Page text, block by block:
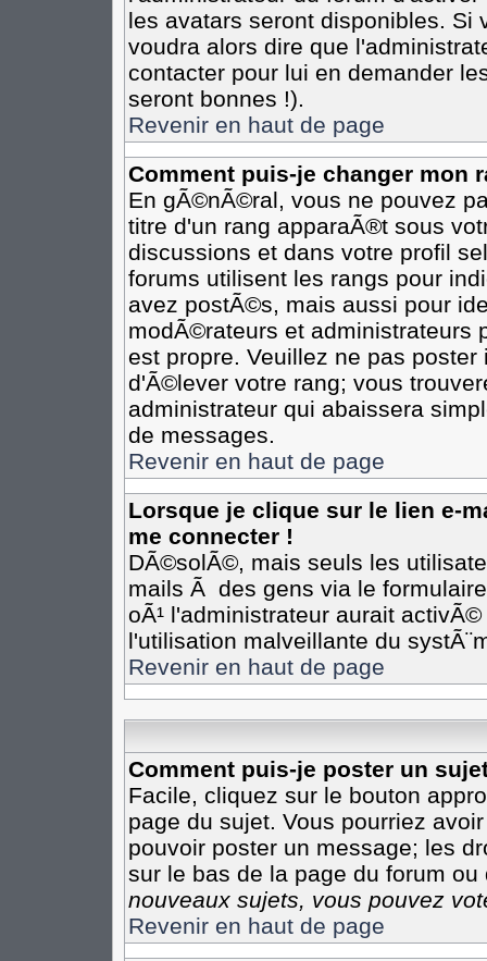
les avatars seront disponibles. Si
voudra alors dire que
contacter pour lui en demander
seront bonnes !).
Revenir en haut de page
Comment puis-je changer mon
En gÃ©nÃ©ral, vous ne pouvez
titre d'un rang apparaÃ®t sous
discussions et dans votre profil
forums utilisent les rangs pour
avez postÃ©s, mais aussi pour
modÃ©rateurs et administrateurs
est propre. Veuillez ne pas
d'Ã©lever votre rang; vous
administrateur qui abaissera
de messages.
Revenir en haut de page
Lorsque je clique sur le lien e-
me connecter !
DÃ©solÃ©, mais seuls les
mails Ã des gens via le
oÃ¹ l'administrateur aurait
l'utilisation malveillante du
Revenir en haut de page
Comment puis-je poster un
Facile, cliquez sur le bouton
page du sujet. Vous pourriez
pouvoir poster un message; les
sur le bas de la page du forum
nouveaux sujets, vous pouvez
Revenir en haut de page